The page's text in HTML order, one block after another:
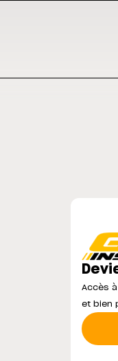
un retour en
Accès
et bien